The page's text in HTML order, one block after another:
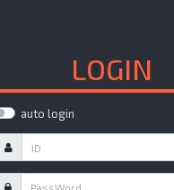
LOGIN
auto login
필수
PassWord